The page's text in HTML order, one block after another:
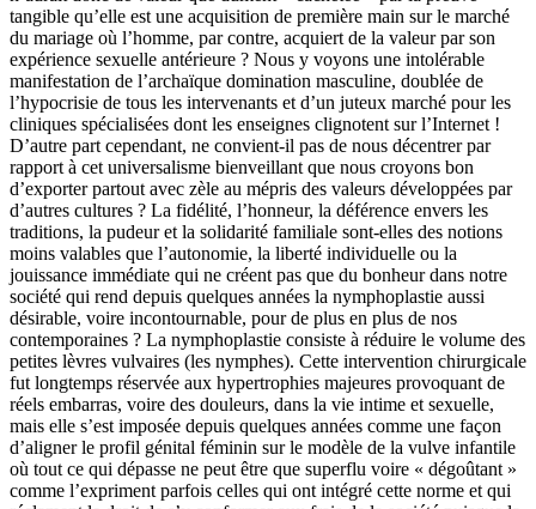
tangible qu’elle est une acquisition de première main sur le marché
du mariage où l’homme, par contre, acquiert de la valeur par son
expérience sexuelle antérieure ? Nous y voyons une intolérable
manifestation de l’archaïque domination masculine, doublée de
l’hypocrisie de tous les intervenants et d’un juteux marché pour les
cliniques spécialisées dont les enseignes clignotent sur l’Internet !
D’autre part cependant, ne convient-il pas de nous décentrer par
rapport à cet universalisme bienveillant que nous croyons bon
d’exporter partout avec zèle au mépris des valeurs développées par
d’autres cultures ? La fidélité, l’honneur, la déférence envers les
traditions, la pudeur et la solidarité familiale sont-elles des notions
moins valables que l’autonomie, la liberté individuelle ou la
jouissance immédiate qui ne créent pas que du bonheur dans notre
société qui rend depuis quelques années la nymphoplastie aussi
désirable, voire incontournable, pour de plus en plus de nos
contemporaines ? La nymphoplastie consiste à réduire le volume des
petites lèvres vulvaires (les nymphes). Cette intervention chirurgicale
fut longtemps réservée aux hypertrophies majeures provoquant de
réels embarras, voire des douleurs, dans la vie intime et sexuelle,
mais elle s’est imposée depuis quelques années comme une façon
d’aligner le profil génital féminin sur le modèle de la vulve infantile
où tout ce qui dépasse ne peut être que superflu voire « dégoûtant »
comme l’expriment parfois celles qui ont intégré cette norme et qui